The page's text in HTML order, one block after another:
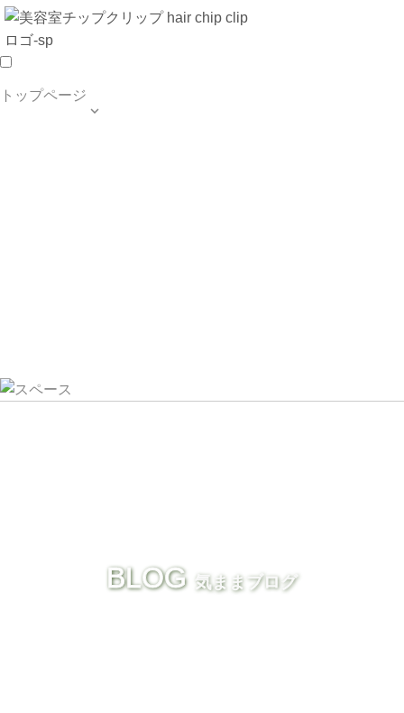
トップページ

BLOG 気ままブログ